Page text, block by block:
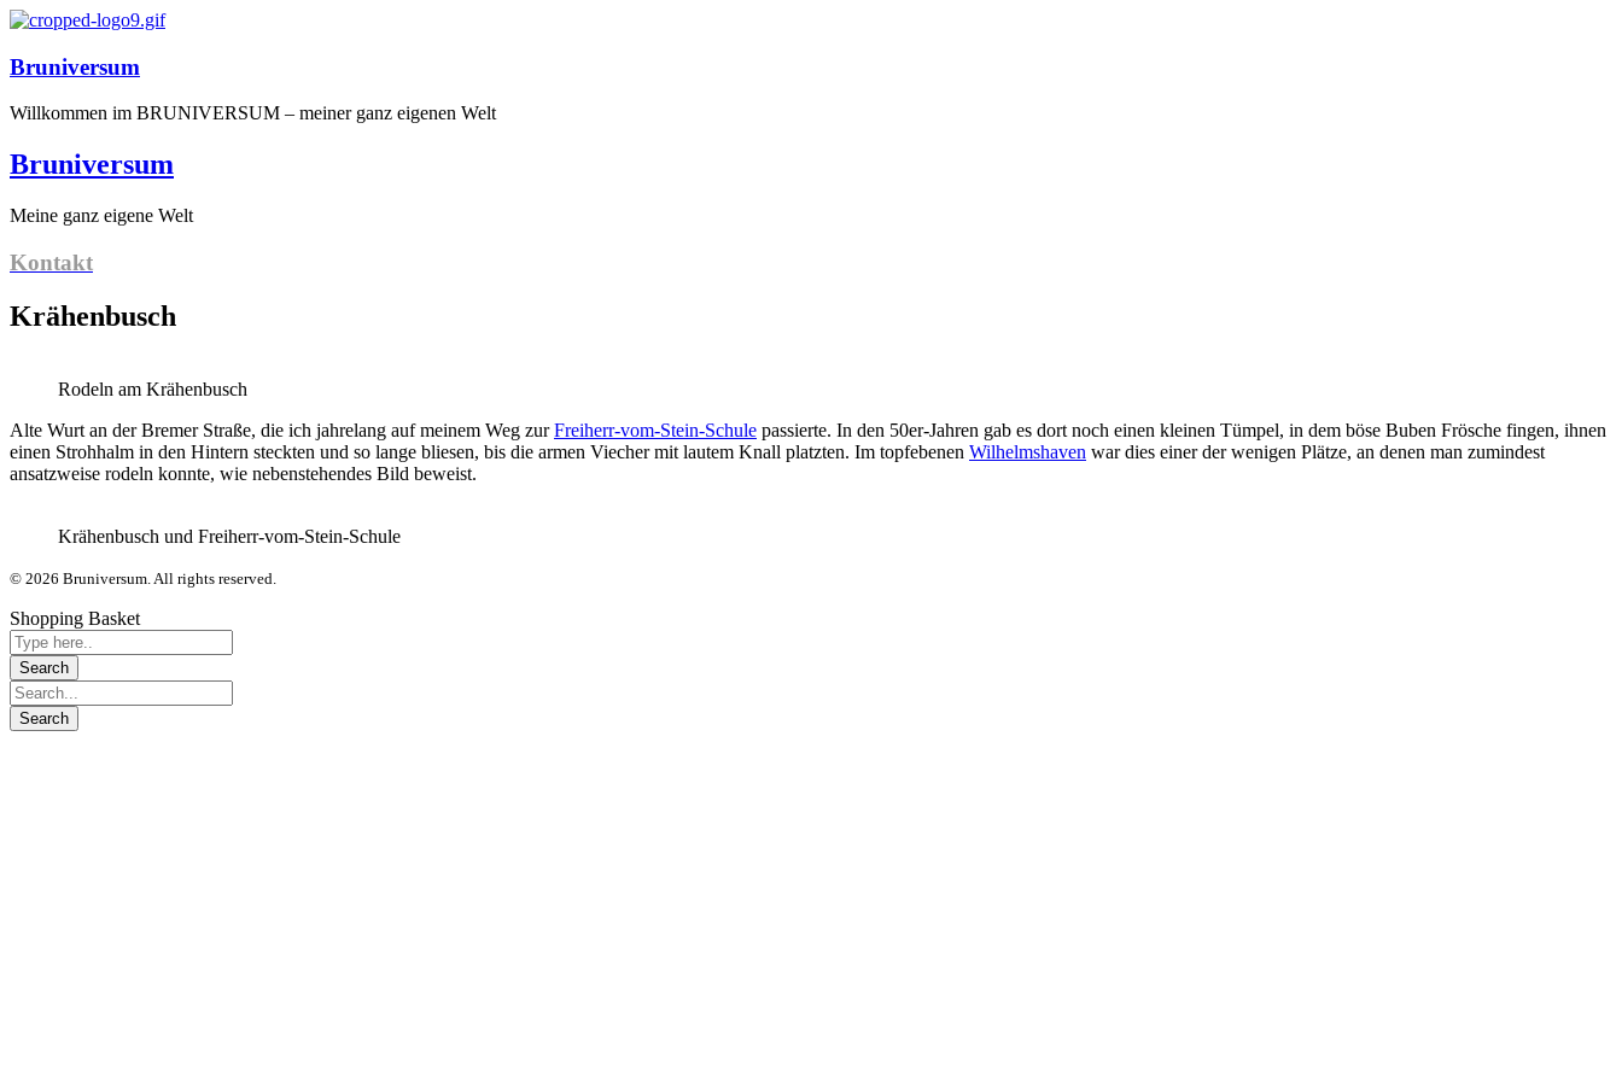
Bruniversum
Willkommen im BRUNIVERSUM – meiner ganz eigenen Welt
Bruniversum
Meine ganz eigene Welt
Kontakt
Krähenbusch
Rodeln am Krähenbusch
Alte Wurt an der Bremer Straße, die ich jahrelang auf meinem Weg zurFreiherr-vom-Stein-Schule passierte. In den 50er-Jahren gab es dort noch einen kleinen Tümpel, in dem böse Buben Frösche fingen, ihnen
einen Strohhalm in den Hintern steckten und so lange bliesen, bis die armen Viecher mit lautem Knall platzten. Im topfebenen Wilhelmshaven war dies einer der wenigen Plätze, an denen man zumindest
ansatzweise rodeln konnte, wie nebenstehendes Bild beweist.
Krähenbusch und Freiherr-vom-Stein-Schule
© 2026 Bruniversum. All rights reserved.
Shopping Basket